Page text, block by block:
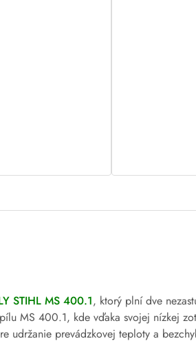
STIHL MS 400.1, ktorý plní dve
MS 400.1, kde vďaka svojej nízkej
udržanie prevádzkovej teploty a